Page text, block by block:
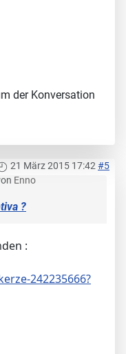
der Konversation
21 März 2015 17:42#5
Enno
?
:
242235666?